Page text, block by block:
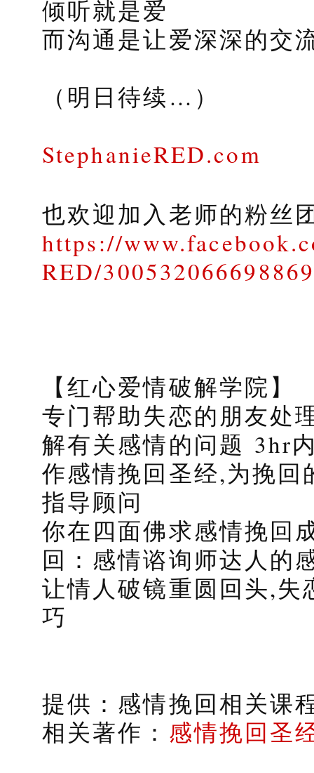
倾听就是爱
而沟通是让爱深深的交
（明日待续…）
StephanieRED.com
也欢迎加入老师的粉丝
https://
RED/300532066698869
【红心爱情破解学院】
专门帮助失恋的朋友处
解有关感情的问题 3hr
作感情挽回圣经,为挽
指导顾问
你在四面佛求感情挽回
回：感情谘询师达人的
让情人破镜重圆回头,
巧
提供：感情挽回相关课
相关著作： 感情挽回圣